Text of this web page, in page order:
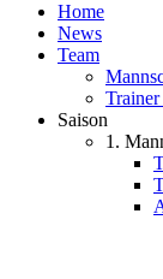
Home
News
Team
Saison
1.